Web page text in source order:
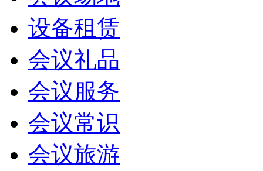
设备租赁
会议礼品
会议服务
会议常识
会议旅游